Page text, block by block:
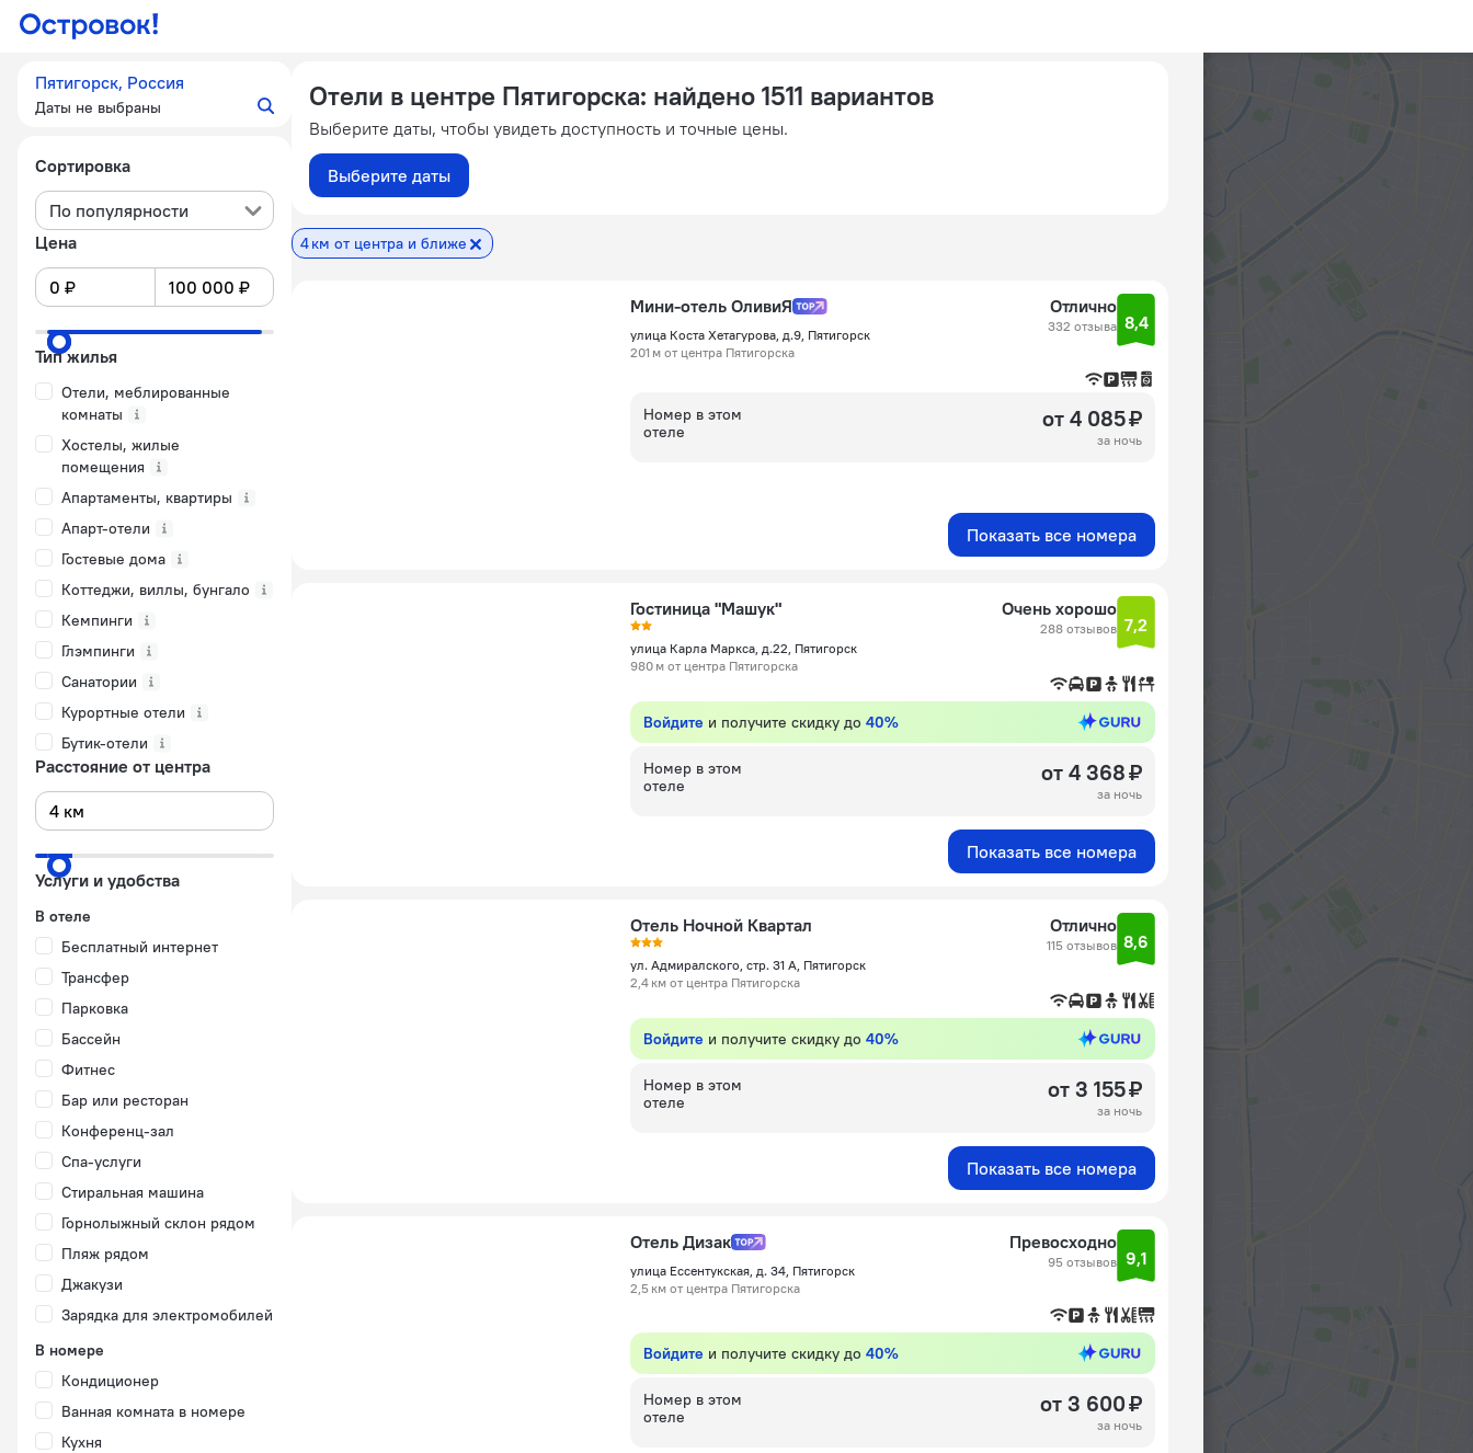
Пятигорск, Россия
Даты не выбраны
Сортировка
По популярности
Цена
Тип жилья
Отели, меблированные
комнаты
Хостелы, жилые
помещения
Апартаменты, квартиры
Апарт-отели
Гостевые дома
Коттеджи, виллы, бунгало
Кемпинги
Глэмпинги
Санатории
Курортные отели
Бутик-отели
Расстояние от центра
Услуги и удобства
В отеле
Бесплатный интернет
Трансфер
Парковка
Бассейн
Фитнес
Бар или ресторан
Конференц-зал
Спа-услуги
Стиральная машина
Горнолыжный склон рядом
Пляж рядом
Джакузи
Зарядка для электромобилей
В номере
Кондиционер
Ванная комната в номере
Кухня
Отели в центре Пятигорска: найдено 1511 вариантов
Выберите даты, чтобы увидеть доступность и точные цены.
Выберите даты
4 км от центра и ближе
Мини-отель ОливиЯ
улица Коста Хетагурова, д.9, Пятигорск
201 м от центра Пятигорска
Отлично
332 отзыва 8,4
Номер в этом
отеле
от 4 085 ₽
за ночь
Показать все номера
Гостиница "Машук"
улица Карла Маркса, д.22, Пятигорск
980 м от центра Пятигорска
Очень хорошо
288 отзывов 7,2
Войдите и получите скидку до 40%
Номер в этом
отеле
от 4 368 ₽
за ночь
Показать все номера
Отель Ночной Квартал
ул. Адмиралского, стр. 31 А, Пятигорск
2,4 км от центра Пятигорска
Отлично
115 отзывов 8,6
Войдите и получите скидку до 40%
Номер в этом
отеле
от 3 155 ₽
за ночь
Показать все номера
Отель Дизак
улица Ессентукская, д. 34, Пятигорск
2,5 км от центра Пятигорска
Превосходно
95 отзывов 9,1
Войдите и получите скидку до 40%
Номер в этом
отеле
от 3 600 ₽
за ночь